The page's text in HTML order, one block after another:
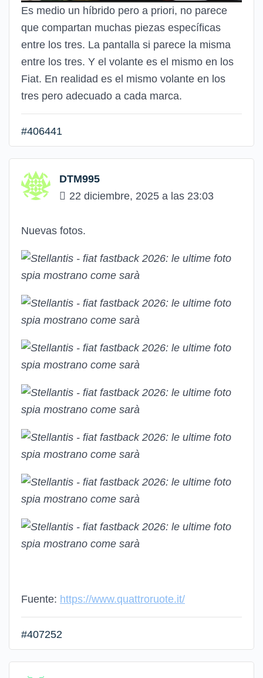
Es medio un híbrido pero a priori, no parece
que compartan muchas piezas específicas
entre los tres. La pantalla si parece la misma
entre los tres. Y el volante es el mismo en los
Fiat. En realidad es el mismo volante en los
tres pero adecuado a cada marca.
#406441
DTM995
22 diciembre, 2025 a las 23:03
Nuevas fotos.
Fuente: https://www.quattroruote.it/
#407252